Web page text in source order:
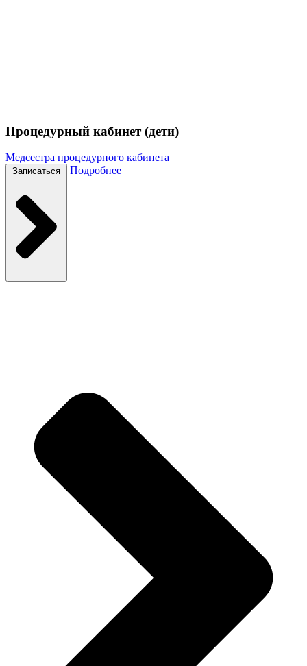
Процедурный кабинет (дети)
Медсестра процедурного кабинета
Записаться Подробнее